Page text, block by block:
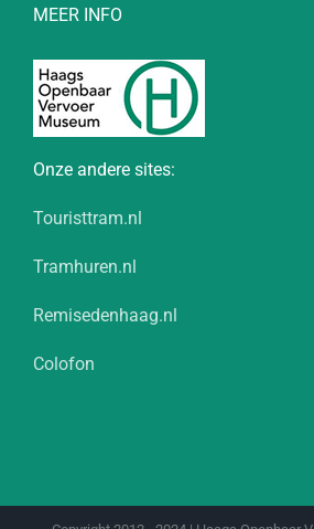
MEER INFO
Onze andere sites:
Touristtram.nl
Tramhuren.nl
Remisedenhaag.nl
Colofon